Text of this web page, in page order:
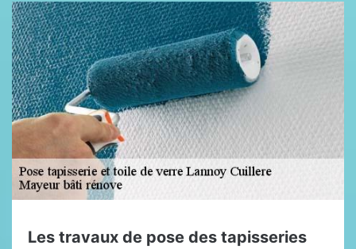
Les travaux de pose des tapisseries